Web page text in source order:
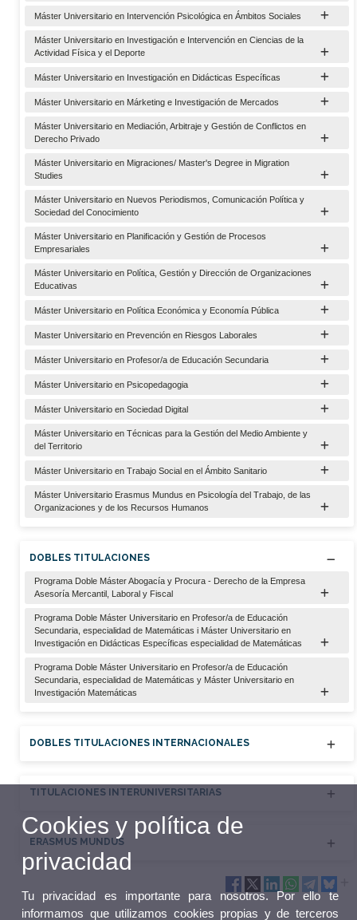
Máster Universitario en Intervención Psicológica en Ámbitos Sociales
Máster Universitario en Investigación e Intervención en Ciencias de la
Actividad Física y el Deporte
Máster Universitario en Investigación en Didácticas Específicas
Máster Universitario en Márketing e Investigación de Mercados
Máster Universitario en Mediación, Arbitraje y Gestión de Conflictos en
Derecho Privado
Máster Universitario en Migraciones/ Master's Degree in Migration
Studies
Máster Universitario en Nuevos Periodismos, Comunicación Política y
Sociedad del Conocimiento
Máster Universitario en Planificación y Gestión de Procesos
Empresariales
Máster Universitario en Política, Gestión y Dirección de Organizaciones
Educativas
Máster Universitario en Política Económica y Economía Pública
Master Universitario en Prevención en Riesgos Laborales
Máster Universitario en Profesor/a de Educación Secundaria
Máster Universitario en Psicopedagogia
Máster Universitario en Sociedad Digital
Máster Universitario en Técnicas para la Gestión del Medio Ambiente y
del Territorio
Máster Universitario en Trabajo Social en el Ámbito Sanitario
Máster Universitario Erasmus Mundus en Psicología del Trabajo, de las
Organizaciones y de los Recursos Humanos
DOBLES TITULACIONES
Programa Doble Máster Abogacía y Procura - Derecho de la Empresa
Asesoría Mercantil, Laboral y Fiscal
Programa Doble Máster Universitario en Profesor/a de Educación
Secundaria, especialidad de Matemáticas i Máster Universitario en
Investigación en Didácticas Específicas especialidad de Matemáticas
Programa Doble Máster Universitario en Profesor/a de Educación
Secundaria, especialidad de Matemáticas y Máster Universitario en
Investigación Matemáticas
DOBLES TITULACIONES INTERNACIONALES
TITULACIONES INTERUNIVERSITARIAS
ERASMUS MUNDUS
Cookies y política de
privacidad
Tu privacidad es importante para nosotros. Por ello te
informamos que utilizamos cookies propias y de terceros